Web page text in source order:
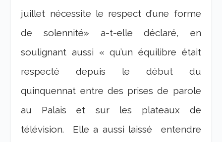
juillet nécessite le respect d’une forme
de solennité» a-t-elle déclaré, en
soulignant aussi « qu’un équilibre était
respecté depuis le début du
quinquennat entre des prises de parole
au Palais et sur les plateaux de
télévision. Elle a aussi laissé entendre